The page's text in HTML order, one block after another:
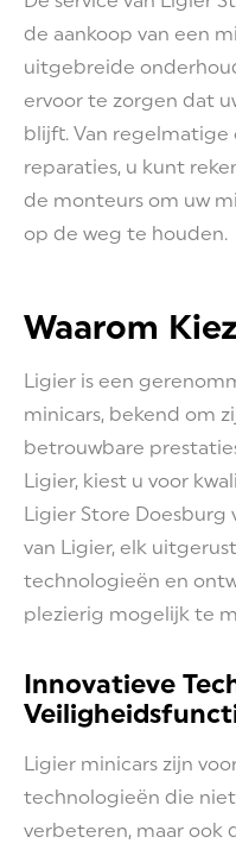
de aankoop van een
uitgebreide
ervoor te zorgen dat
blijft. Van
reparaties, u kunt
de monteurs om uw
op de weg te houden.
Waarom
Ligier is een
minicars, bekend om
betrouwbare
Ligier, kiest u voor
Ligier Store
van Ligier, elk
technologieën en
plezierig mogelijk te
Innovatieve
Ligier minicars zijn
technologieën die
verbeteren, maar ook